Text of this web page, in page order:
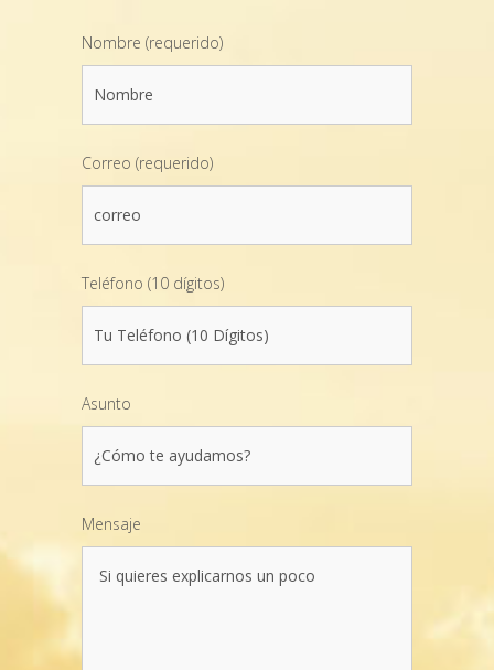
Nombre (requerido)
Correo (requerido)
Teléfono (10 dígitos)
Asunto
Mensaje